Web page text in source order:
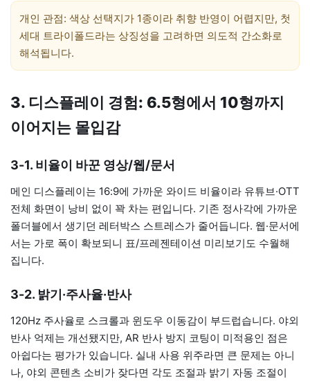
개인 관점: 색상 선택지가 1종이라 취향 반영이 어렵지만, 첫
세대 트라이폴드라는 상징성을 고려하면 의도적 간소화로
해석됩니다.
3. 디스플레이 경험: 6.5형에서 10형까지
이어지는 몰입감
3-1. 비율이 바꾼 영상/웹/문서
메인 디스플레이는 16:9에 가까운 와이드 비율이라 유튜브·OTT
전체 화면이 낭비 없이 꽉 차는 편입니다. 기존 정사각에 가까운
폴더블에서 생기던 레터박스 스트레스가 줄어듭니다. 웹·문서에
서는 가로 폭이 확보되니 표/프레젠테이션 미리보기도 수월해
집니다.
3-2. 밝기·주사율·반사
120Hz 주사율로 스크롤과 윈도우 이동감이 부드럽습니다. 야외
반사 억제는 개선됐지만, AR 반사 방지 코팅이 미적용인 점은
아쉽다는 평가가 있습니다. 실내 사용 위주라면 큰 문제는 아니
나, 야외 콘텐츠 소비가 잦다면 각도 조절과 밝기 자동 조절이